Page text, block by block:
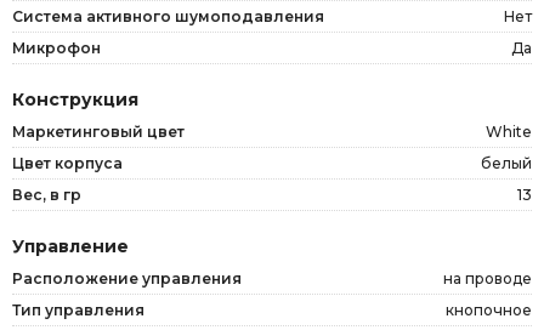
Система активного шумоподавления
Нет
Микрофон
Да
Конструкция
Маркетинговый цвет
White
Цвет корпуса
белый
Вес, в гр
13
Управление
Расположение управления
на проводе
Тип управления
кнопочное